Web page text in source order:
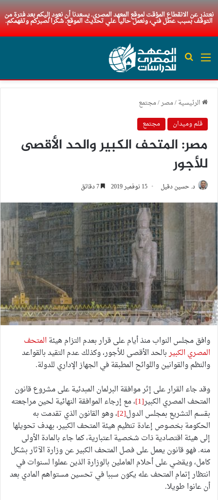
نعتذر عن الانقطاع المؤقت لموقع المعهد المصري. يسعدنا أن نعود إليكم بعد فترة من
التوقف بسبب عطل فني، ونعمل حاليا علي تحديث الموقع. شكرا لصبركم وتفهمكم.
القائمة بحث عن
الرئيسية/مصر/مجتمع
قلم وميدان
مجتمع
مصر: المتحف الكبير والحد الأقصى
للأجور
د. حسين دقيل 15 نوفمبر 2019
وافق مجلس النواب منذ أيام على قرار بعدم التزام هيئة المتحف
المصري الكبيربالحد الأقصى للأجور، وكذلك عدم التقيد بالقواعد
والنظم والقوانين واللوائح المطبقة في الجهاز الإداري للدولة.
وقد جاء القرار على إثر موافقة البرلمان المبدئية على مشروع قانون
المتحف المصري الكبير[1] ، مع إرجاء الموافقة النهائية لحين مراجعته
بقسم التشريع بمجلس الدول[2] ، وهو القانون الذي تقدمت به
الحكومة بخصوص إعادة تنظيم هيئة المتحف الكبير، بهدف تحويلها
إلى هيئة اقتصادية ذات شخصية اعتبارية، كما جاء بالمادة الأولى
منه. فهو قانون يعمل على فصل المتحف الكبير عن وزارة الآثار بشكل
كامل، ويقضي على أحلام العاملين بالوزارة الذين عملوا لسنوات في
انتظار إتمام المتحف عله يكون سببا في تحسين مستواهم المادي بعد
أن عانوا طويلا.